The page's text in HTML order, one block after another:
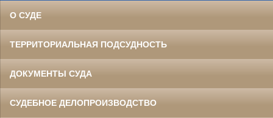
О СУДЕ
ТЕРРИТОРИАЛЬНАЯ ПОДСУДНОСТЬ
ДОКУМЕНТЫ СУДА
СУДЕБНОЕ ДЕЛОПРОИЗВОДСТВО